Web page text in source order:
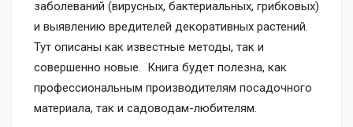
заболеваний (вирусных, бактериальных, грибковых)
и выявлению вредителей декоративных растений.
Тут описаны как известные методы, так и
совершенно новые. Книга будет полезна, как
профессиональным производителям посадочного
материала, так и садоводам-любителям.